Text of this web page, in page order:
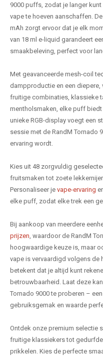
9000 puffs, zodat je langer
vape te hoeven aanschaffen.
mAh zorgt ervoor dat je elk
van 18 ml e-liquid garandeert
smaakbeleving, perfect voor
Met geavanceerde mesh-coil
dampproductie en een
fruitige combinaties, klassieke
mentholsmaken, elke puff
unieke RGB-display voegt een
sessie met de RandM Tornado
ervaring wordt.
Kies uit 48 zorgvuldig
fruitsmaken tot zoete
Personaliseer je vape-ervaring
elke puff, zodat elke trek een
Bij aankoop van meerdere
prijzen , waardoor de RandM
hoogwaardige keuze is, maar
vape is vervaardigd volgens
betekent dat je altijd kunt
betrouwbaarheid. Laat deze
Tornado 9000 te proberen – een
gebruiksgemak en waarde
Ontdek onze premium selectie
fruitige klassiekers tot
prikkelen. Kies de perfecte